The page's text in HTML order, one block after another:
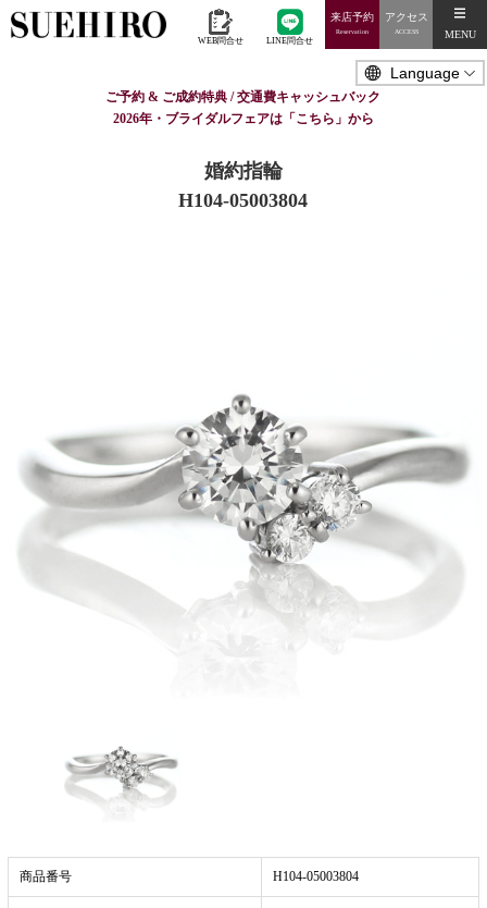
WEB問合せ LINE問合せ
来店予約
Reservation
アクセス
ACCESS MENU
ご予約 & ご成約特典 / 交通費キャッシュバック
2026年・ブライダルフェアは「こちら」から
婚約指輪
H104-05003804
商品番号 H104-05003804